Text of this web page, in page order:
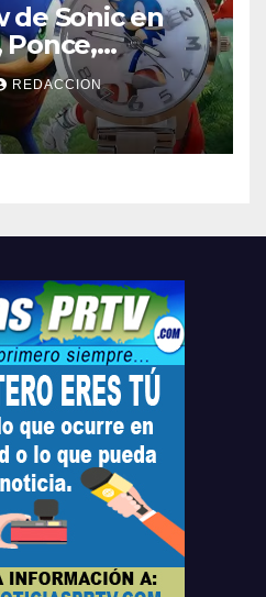
de Sonic en
Ponce,
Humacao,
el que
REDACCION